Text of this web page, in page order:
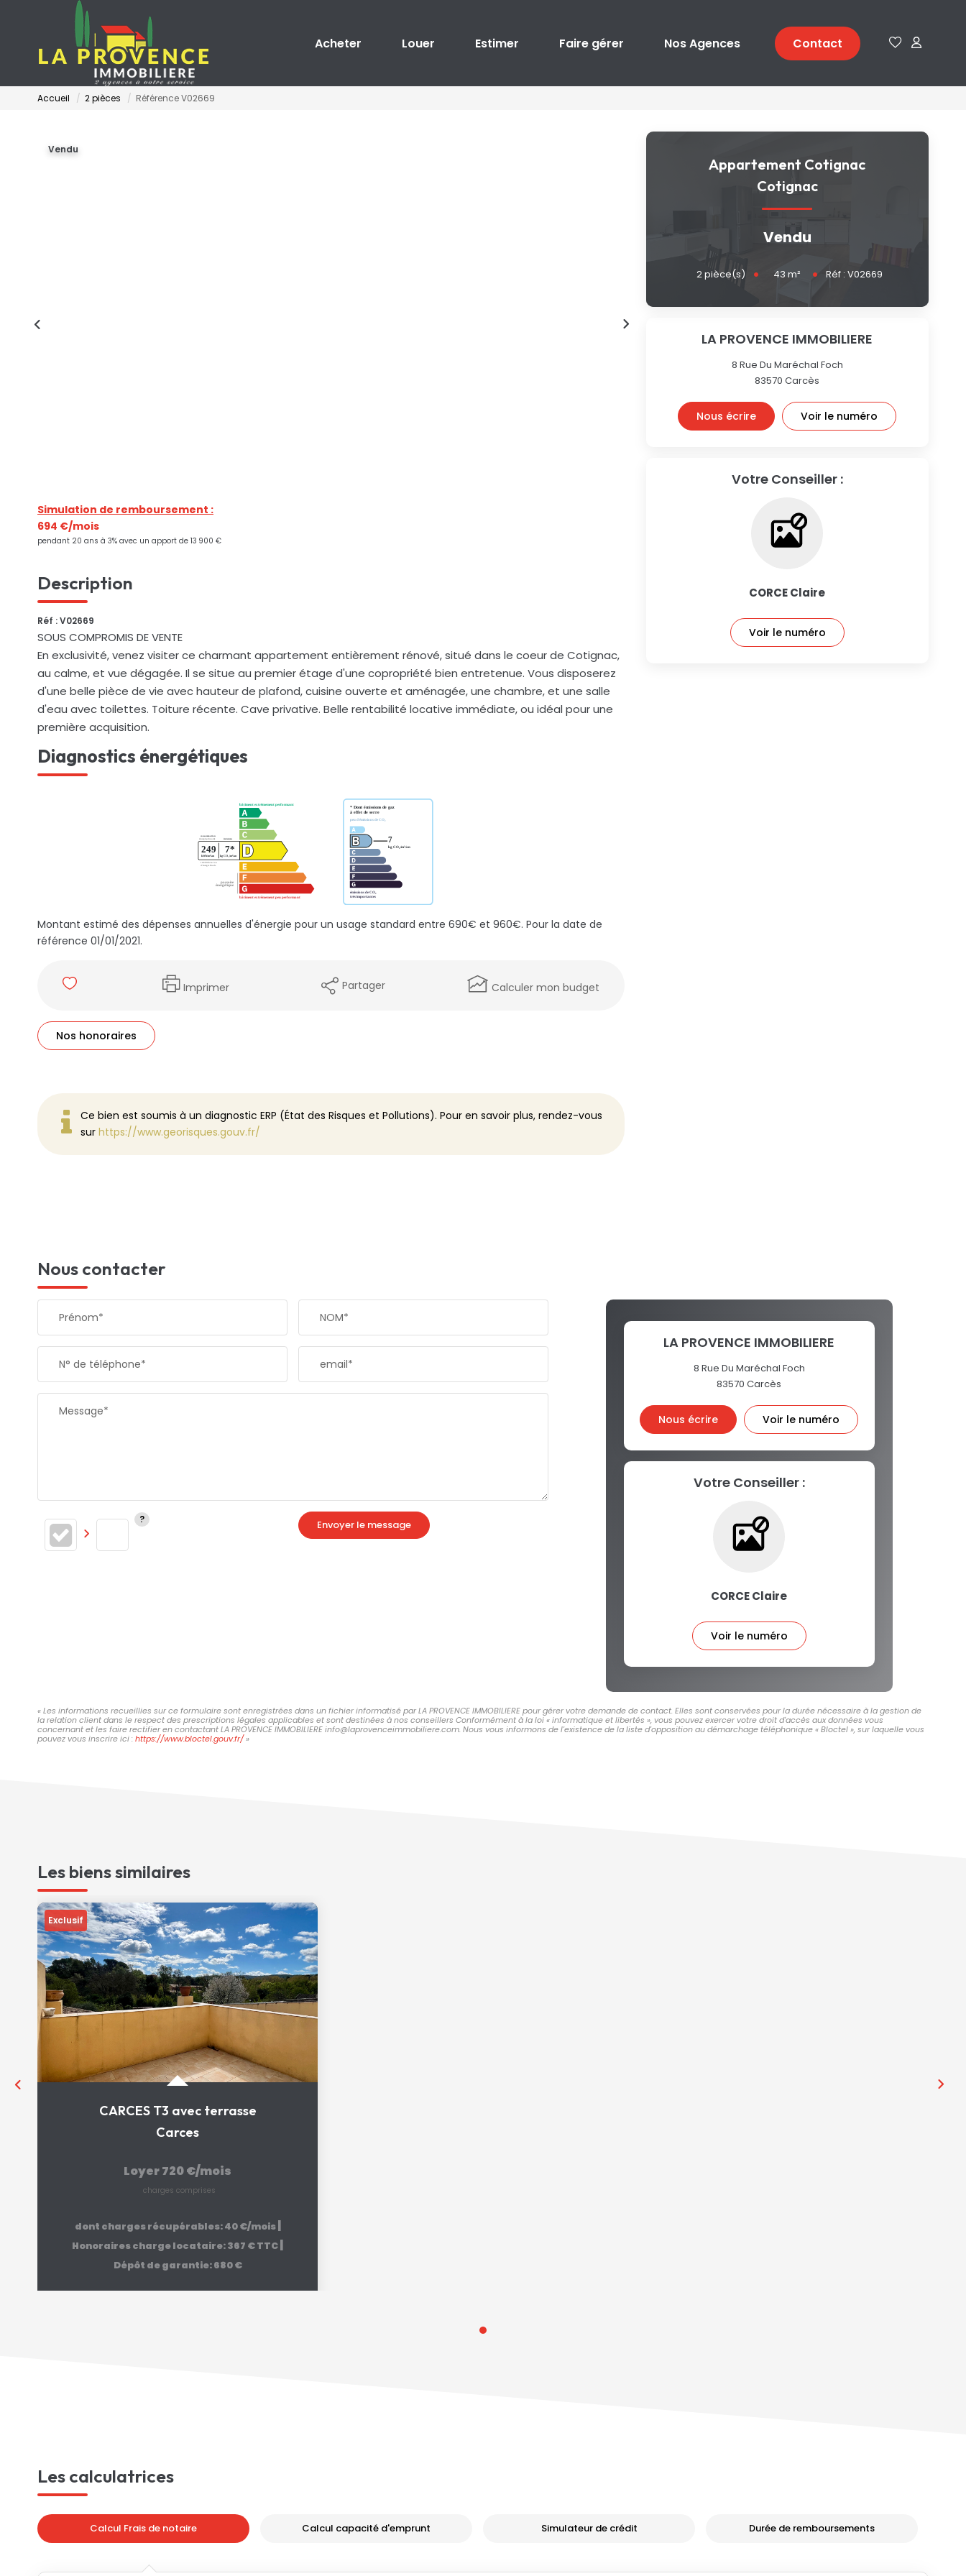
Acheter Louer Estimer Faire gérer Nos Agences Contact
Accueil 2 pièces Référence V02669
Vendu
Simulation de remboursement :
694 €/mois
pendant 20 ans à 3% avec un apport de 13 900 €
Description
Réf : V02669
SOUS COMPROMIS DE VENTE
En exclusivité, venez visiter ce charmant appartement entièrement rénové, situé dans le coeur de Cotignac,
au calme, et vue dégagée. Il se situe au premier étage d'une copropriété bien entretenue. Vous disposerez
d'une belle pièce de vie avec hauteur de plafond, cuisine ouverte et aménagée, une chambre, et une salle
d'eau avec toilettes. Toiture récente. Cave privative. Belle rentabilité locative immédiate, ou idéal pour une
première acquisition.
Diagnostics énergétiques
Montant estimé des dépenses annuelles d'énergie pour un usage standard entre 690€ et 960€. Pour la date de
référence 01/01/2021.
Imprimer Partager Calculer mon budget
Nos honoraires
Ce bien est soumis à un diagnostic ERP (État des Risques et Pollutions). Pour en savoir plus, rendez-vous
sur https://www.georisques.gouv.fr/
Appartement Cotignac
Cotignac
Vendu
2pièce(s) 43 m² Réf : V02669
LA PROVENCE IMMOBILIERE
8 Rue Du Maréchal Foch
83570Carcès
Nous écrire Voir le numéro
Votre Conseiller :
CORCE Claire
Voir le numéro
Nous contacter
Prénom* NOM*
N° de téléphone* email*
Message*
Envoyer le message
LA PROVENCE IMMOBILIERE
8 Rue Du Maréchal Foch
83570Carcès
Nous écrire Voir le numéro
Votre Conseiller :
CORCE Claire
Voir le numéro
« Les informations recueillies sur ce formulaire sont enregistrées dans un fichier informatisé par LA PROVENCE IMMOBILIERE pour gérer votre demande de contact. Elles sont conservées pour la durée nécessaire à la gestion de
la relation client dans le respect des prescriptions légales applicables et sont destinées à nos conseillers Conformément à la loi « informatique et libertés », vous pouvez exercer votre droit d'accès aux données vous
concernant et les faire rectifier en contactant LA PROVENCE IMMOBILIERE info@laprovenceimmobiliere.com. Nous vous informons de l'existence de la liste d'opposition au démarchage téléphonique « Bloctel », sur laquelle vous
pouvez vous inscrire ici : https://www.bloctel.gouv.fr/»
Les biens similaires
Exclusif
CARCES T3 avec terrasse
Carces
Loyer 720 €/mois
charges comprises
dont charges récupérables: 40 €/mois|
Honoraires charge locataire: 367 € TTC|
Dépôt de garantie: 680 €
Les calculatrices
Calcul Frais de notaire Calcul capacité d'emprunt Simulateur de crédit Durée de remboursements